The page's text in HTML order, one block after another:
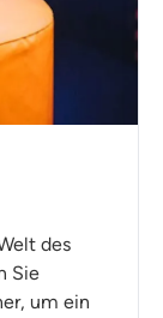
des
Sie
um ein